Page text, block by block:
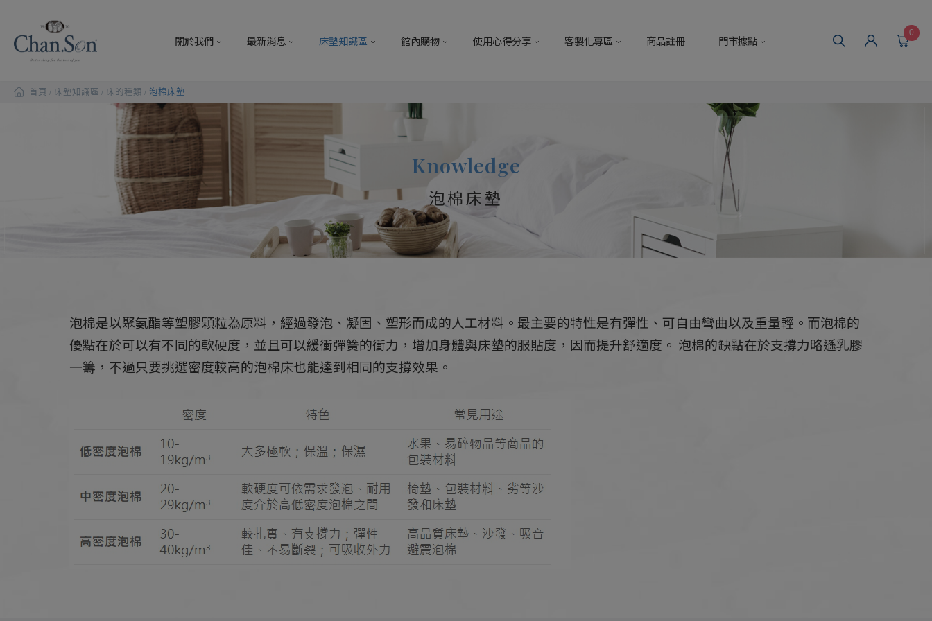
關於我們 最新消息 床墊知識區 館內購物 使用心得分享 客製化專區 商品註冊 門市據點
0
首頁 床墊知識區 床的種類 泡棉床墊
Knowledge
泡棉床墊
泡棉是以聚氨酯等塑膠顆粒為原料，經過發泡、凝固、塑形而成的人工材料。最主要的特性是有彈性、可自由彎曲以及重量輕。而泡棉的
優點在於可以有不同的軟硬度，並且可以緩衝彈簧的衝力，增加身體與床墊的服貼度，因而提升舒適度。 泡棉的缺點在於支撐力略遜乳膠
一籌，不過只要挑選密度較高的泡棉床也能達到相同的支撐效果。